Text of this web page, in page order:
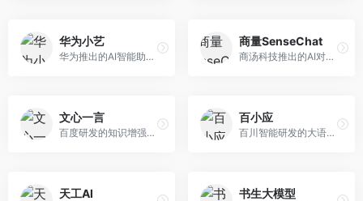
华为小艺
华为推出的AI智能助手网页端，深度整合鸿蒙生态和华为云服务。面向华为设备用户，支持语音交互、智能问答、设备控制等功能，与华为硬件生态无缝衔接。
商量SenseChat
商汤科技推出的AI对话平台，结合计算机视觉和自然语言处理技术。面向企业用户和开发者，支持多模态交互，视觉理解能力强，适合智能客服和内容创作场景。
文心一言
百度研发的知识增强大语言模型，深度融合百度知识图谱和搜索能力。面向中文用户，提供知识问答、文本创作、逻辑推理等服务，中文语境理解准确，知识覆盖面广。
百小应
百川智能研发的大语言模型助手，专注于中文理解和生成。面向中文用户，提供知识问答、文本创作、代码辅助等服务，模型参数规模大，中文表达流畅自然。
天工AI 书生大模型